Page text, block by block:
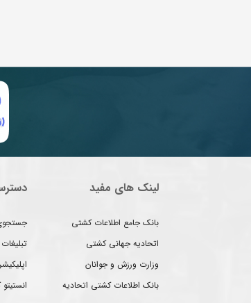
لینک های مفید
بانک جامع اطلاعات کشتی
اتحادیه جهانی کشتی
وزارت ورزش و جوانان
بانک اطلاعات کشتی اتحادیه